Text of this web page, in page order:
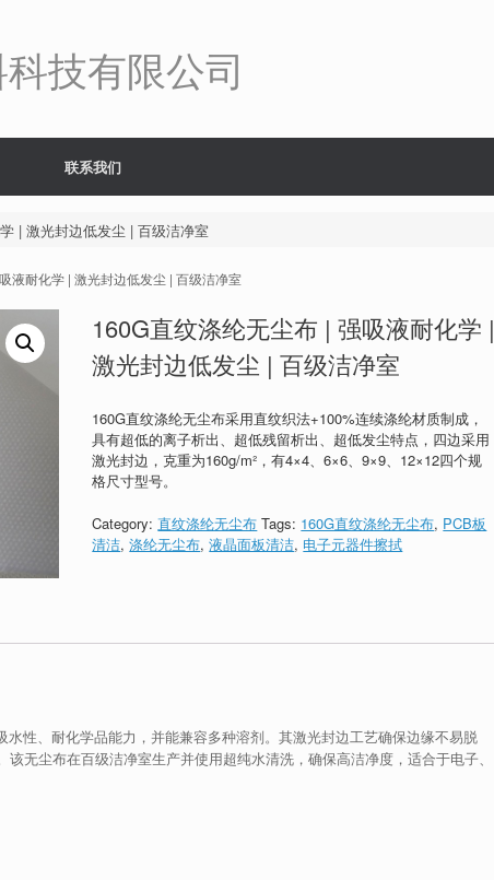
技有限公司
联系我们
| 激光封边低发尘 | 百级洁净室
液耐化学 | 激光封边低发尘 | 百级洁净室
160G直纹涤纶无尘布 | 强吸液耐化学 |
激光封边低发尘 | 百级洁净室
160G直纹涤纶无尘布采用直纹织法+100%连续涤纶材质制成，
具有超低的离子析出、超低残留析出、超低发尘特点，四边采用
激光封边，克重为160g/m²，有4×4、6×6、9×9、12×12四个规
格尺寸型号。
Category:直纹涤纶无尘布 Tags: 160G直纹涤纶无尘布, PCB板
清洁,涤纶无尘布,液晶面板清洁, 电子元器件擦拭
性、耐化学品能力，并能兼容多种溶剂。其激光封边工艺确保边缘不易脱
无尘布在百级洁净室生产并使用超纯水清洗，确保高洁净度，适合于电子、